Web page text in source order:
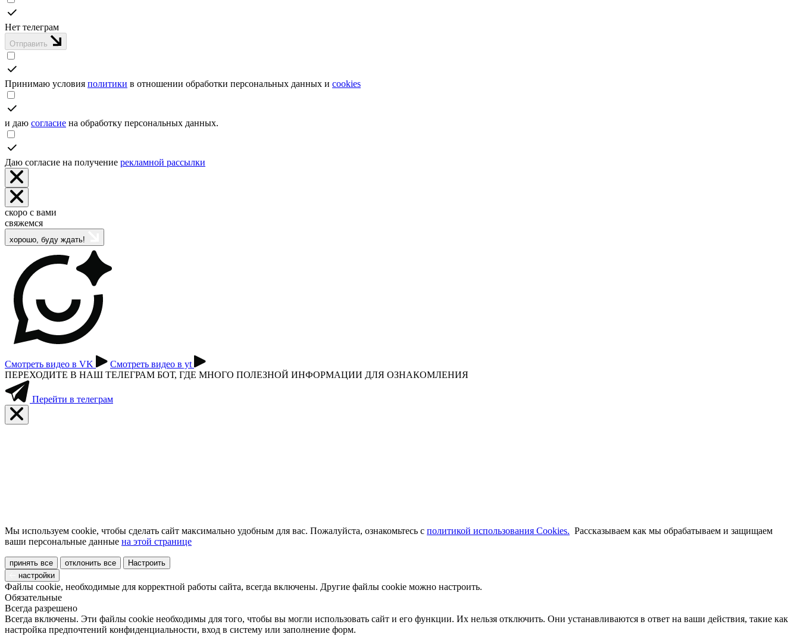
Нет телеграм
Отправить
Принимаю условия политики в отношении обработки персональных данных и cookies
и даю согласие на обработку персональных данных.
Даю согласие на получение рекламной рассылки
скоро с вами
свяжемся
хорошо, буду ждать!
Смотреть видео в VK
Смотреть видео в yt
ПЕРЕХОДИТЕ В НАШ ТЕЛЕГРАМ БОТ, ГДЕ МНОГО ПОЛЕЗНОЙ ИНФОРМАЦИИ ДЛЯ ОЗНАКОМЛЕНИЯ
Перейти в телеграм
Мы используем cookie, чтобы сделать сайт максимально удобным для вас. Пожалуйста, ознакомьтесь с политикой использования Cookies. Рассказываем как мы обрабатываем и защищаем
ваши персональные данные на этой странице
принять все отклонить все
Настроить
настройки
Файлы cookie, необходимые для корректной работы сайта, всегда включены. Другие файлы cookie можно настроить.
Обязательные
Всегда разрешено
Всегда включены. Эти файлы cookie необходимы для того, чтобы вы могли использовать сайт и его функции. Их нельзя отключить. Они устанавливаются в ответ на ваши действия, такие как
настройка предпочтений конфиденциальности, вход в систему или заполнение форм.